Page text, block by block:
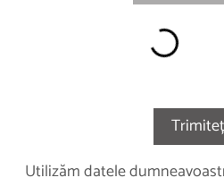
Utilizăm datele